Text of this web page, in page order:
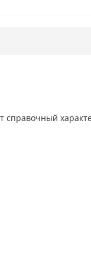
данных
справочный